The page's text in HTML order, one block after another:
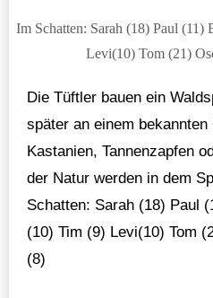
Im Schatten: Sarah (18) Paul
Levi(10) Tom (21)
Die Tüftler bauen ein Waldspiel und wollen es
später an einem bekannten
Kastanien, Tannenzapfen
der Natur werden in dem
Schatten: Sarah (18) Paul
(10) Tim (9) Levi(10) Tom
(8)